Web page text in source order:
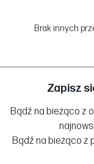
Brak innych
Zapisz
Bądź na bieżąco z
Bądź na bieżąco z